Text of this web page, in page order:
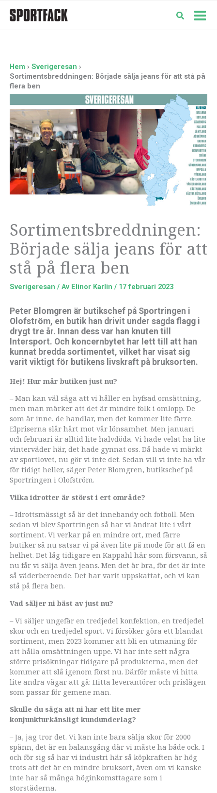
Hem
Sverigeresan
Sortimentsbreddningen: Började sälja jeans för att stå på
flera ben
Sortimentsbreddningen:
Började sälja jeans för att
stå på flera ben
Sverigeresan / Av Elinor Karlin / 17 februari 2023
Peter Blomgren är butikschef på Sportringen i
Olofström, en butik han drivit under sagda flagg i
drygt tre år. Innan dess var han knuten till
Intersport. Och koncernbytet har lett till att han
kunnat bredda sortimentet, vilket har visat sig
varit viktigt för butikens livskraft på bruksorten.
Hej! Hur mår butiken just nu?
– Man kan väl säga att vi håller en hyfsad omsättning,
men man märker att det är mindre folk i omlopp. De
som är inne, de handlar, men det kommer lite färre.
Elpriserna slår hårt mot vår lönsamhet. Men januari
och februari är alltid lite halvdöda. Vi hade velat ha lite
vinterväder här, det hade gynnat oss. Då hade vi märkt
av sportlovet, nu gör vi inte det. Sedan vill vi inte ha vår
för tidigt heller, säger Peter Blomgren, butikschef på
Sportringen i Olofström.
Vilka idrotter är störst i ert område?
– Idrottsmässigt så är det innebandy och fotboll. Men
sedan vi blev Sportringen så har vi ändrat lite i vårt
sortiment. Vi verkar på en mindre ort, med färre
butiker så nu satsar vi på även lite på mode för att få en
helhet. Det låg tidigare en Kappahl här som försvann, så
nu får vi sälja även jeans. Men det är bra, för det är inte
så väderberoende. Det har varit uppskattat, och vi kan
stå på flera ben.
Vad säljer ni bäst av just nu?
– Vi säljer ungefär en tredjedel konfektion, en tredjedel
skor och en tredjedel sport. Vi försöker göra ett blandat
sortiment, men 2023 kommer att bli en utmaning för
att hålla omsättningen uppe. Vi har inte sett några
större prisökningar tidigare på produkterna, men det
kommer att slå igenom först nu. Därför måste vi hitta
lite andra vägar att gå: Hitta leverantörer och prislägen
som passar för gemene man.
Skulle du säga att ni har ett lite mer
konjunkturkänsligt kundunderlag?
– Ja, jag tror det. Vi kan inte bara sälja skor för 2000
spänn, det är en balansgång där vi måste ha både ock. I
och för sig så har vi industri här så köpkraften är hög
trots att det är en mindre bruksort, även om vi kanske
inte har så många höginkomsttagare som i
storstäderna.